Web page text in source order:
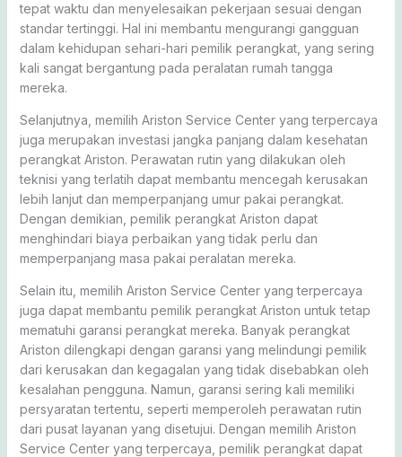
tepat waktu dan menyelesaikan pekerjaan sesuai dengan
standar tertinggi. Hal ini membantu mengurangi gangguan
dalam kehidupan sehari-hari pemilik perangkat, yang sering
kali sangat bergantung pada peralatan rumah tangga
mereka.
Selanjutnya, memilih Ariston Service Center yang terpercaya
juga merupakan investasi jangka panjang dalam kesehatan
perangkat Ariston. Perawatan rutin yang dilakukan oleh
teknisi yang terlatih dapat membantu mencegah kerusakan
lebih lanjut dan memperpanjang umur pakai perangkat.
Dengan demikian, pemilik perangkat Ariston dapat
menghindari biaya perbaikan yang tidak perlu dan
memperpanjang masa pakai peralatan mereka.
Selain itu, memilih Ariston Service Center yang terpercaya
juga dapat membantu pemilik perangkat Ariston untuk tetap
mematuhi garansi perangkat mereka. Banyak perangkat
Ariston dilengkapi dengan garansi yang melindungi pemilik
dari kerusakan dan kegagalan yang tidak disebabkan oleh
kesalahan pengguna. Namun, garansi sering kali memiliki
persyaratan tertentu, seperti memperoleh perawatan rutin
dari pusat layanan yang disetujui. Dengan memilih Ariston
Service Center yang terpercaya, pemilik perangkat dapat